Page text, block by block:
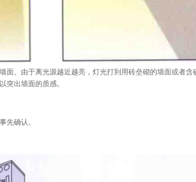
面。由于离光源越近越亮，灯光打到用砖垒砌的墙面或者含
突出墙面的质感。
先确认。